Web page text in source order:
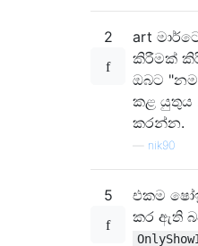
2
art
කිරීමක්
ඔබට
කළ යුතුය
කරන්න.
nik90
5
එකම
කර ඇති